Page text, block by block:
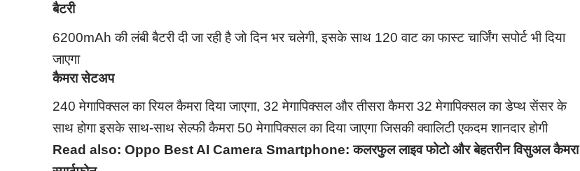
बैटरी
6200mAh की लंबी बैटरी दी जा रही है जो दिन भर चलेगी, इसके साथ 120 वाट का फास्ट चार्जिंग सपोर्ट भी दिया
जाएगा
कैमरा सेटअप
240 मेगापिक्सल का रियल कैमरा दिया जाएगा, 32 मेगापिक्सल और तीसरा कैमरा 32 मेगापिक्सल का डेप्थ सेंसर के
साथ होगा इसके साथ-साथ सेल्फी कैमरा 50 मेगापिक्सल का दिया जाएगा जिसकी क्वालिटी एकदम शानदार होगी
Read also:Oppo Best AI Camera Smartphone: कलरफुल लाइव फोटो और बेहतरीन विसुअल कैमरा